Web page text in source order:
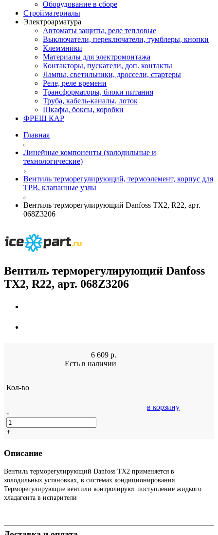
Оборудование в сборе
Стройматериалы
Электроарматура
Автоматы защиты, реле тепловые
Выключатели, переключатели, тумблеры, кнопки
Клеммники
Материалы для электромонтажа
Контакторы, пускатели, доп. контакты
Лампы, светильники, дроссели, стартеры
Реле, реле времени
Трансформаторы, блоки питания
Труба, кабель-каналы, лоток
Шкафы, боксы, коробки
ФРЕШ КАР
Главная
Линейные компоненты (холодильные и
технологические)
Вентиль терморегулирующий, термоэлемент, корпус для
ТРВ, клапанные узлы
Вентиль терморегулирующий Danfoss TX2, R22, арт.
068Z3206
Вентиль терморегулирующий Danfoss
TX2, R22, арт. 068Z3206
6 609 р.
Есть в наличии
Кол-во
-
+
в корзину
Описание
Вентиль терморегулирующий Danfoss TX2 применяется в
холодильных установках, в системах кондиционирования
Терморегулирующие вентили контролируют поступление жидкого
хладагента в испарители